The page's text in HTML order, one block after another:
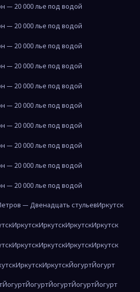
— 20 000 лье под водой
— 20 000 лье под водой
— 20 000 лье под водой
— 20 000 лье под водой
— 20 000 лье под водой
— 20 000 лье под водой
— 20 000 лье под водой
— 20 000 лье под водой
— 20 000 лье под водой
— 20 000 лье под водой
— Двенадцать стульевИркутск
ИркутскИркутскИркутскИркутск
ИркутскИркутскИркутскИркутск
ИркутскИркутскЙогуртЙогурт
ЙогуртЙогуртЙогуртЙогуртЙогурт